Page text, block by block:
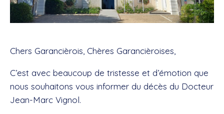
Chers Garancièrois, Chères Garancièroises,
C’est avec beaucoup de tristesse et d’émotion que
nous souhaitons vous informer du décès du Docteur
Jean-Marc Vignol.